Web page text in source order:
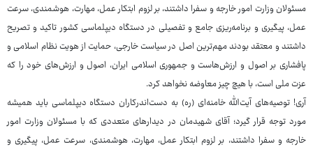
مسئولان وزارت امور خارجه و سفرا داشتند، بر لزوم ابتکار عمل، مهارت، هوشمندی، سرعت
عمل، پیگیری و برنامه‌ریزی جامع و تفصیلی در دستگاه دیپلماسی کشور تاکید و تصریح
داشتند و معتقد بودند مهم‌ترین اصل در سیاست خارجی، حمایت از هویت نظام اسلامی و
پافشاری بر اصول و ارزش‌هاست و جمهوری اسلامی ایران، اصول و ارزش‌های خود را که
عزت ملی است، با هیچ چیز معاوضه نخواهد کرد.
آری! توصیه‌های آیت‌الله خامنه‌ای (ره) به دست‌اندرکاران دستگاه دیپلماسی باید همیشه
مورد توجه قرار گیرد؛ آقای شهیدمان در دیدارهای متعددی که با مسئولان وزارت امور
خارجه و سفرا داشتند، بر لزوم ابتکار عمل، مهارت، هوشمندی، سرعت عمل، پیگیری و